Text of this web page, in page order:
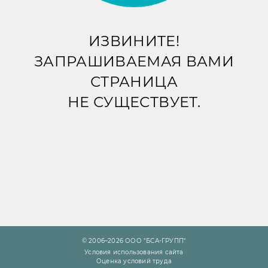
ИЗВИНИТЕ!
ЗАПРАШИВАЕМАЯ ВАМИ
СТРАНИЦА
НЕ СУЩЕСТВУЕТ.
© 2006–2026 ООО "БСА-ГРУПП"
Условия использования сайта
Оценка условий труда